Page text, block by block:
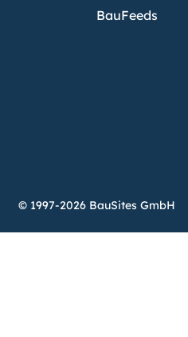
BauFeeds
© 1997-2026 BauSites GmbH